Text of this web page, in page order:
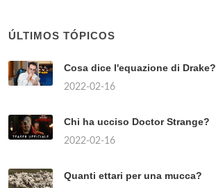
ÚLTIMOS TÓPICOS
Cosa dice l'equazione di Drake?
2022-02-16
Chi ha ucciso Doctor Strange?
2022-02-16
Quanti ettari per una mucca?